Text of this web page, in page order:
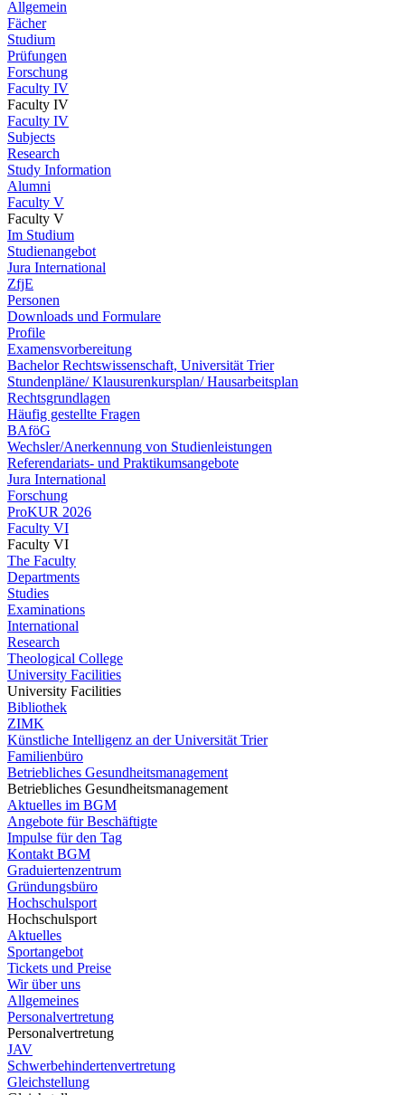
Allgemein
Fächer
Studium
Prüfungen
Forschung
Faculty IV
Faculty IV
Faculty IV
Subjects
Research
Study Information
Alumni
Faculty V
Faculty V
Im Studium
Studienangebot
Jura International
ZfjE
Personen
Downloads und Formulare
Profile
Examensvorbereitung
Bachelor Rechtswissenschaft, Universität Trier
Stundenpläne/ Klausurenkursplan/ Hausarbeitsplan
Rechtsgrundlagen
Häufig gestellte Fragen
BAföG
Wechsler/Anerkennung von Studienleistungen
Referendariats- und Praktikumsangebote
Jura International
Forschung
ProKUR 2026
Faculty VI
Faculty VI
The Faculty
Departments
Studies
Examinations
International
Research
Theological College
University Facilities
University Facilities
Bibliothek
ZIMK
Künstliche Intelligenz an der Universität Trier
Familienbüro
Betriebliches Gesundheitsmanagement
Betriebliches Gesundheitsmanagement
Aktuelles im BGM
Angebote für Beschäftigte
Impulse für den Tag
Kontakt BGM
Graduiertenzentrum
Gründungsbüro
Hochschulsport
Hochschulsport
Aktuelles
Sportangebot
Tickets und Preise
Wir über uns
Allgemeines
Personalvertretung
Personalvertretung
JAV
Schwerbehindertenvertretung
Gleichstellung